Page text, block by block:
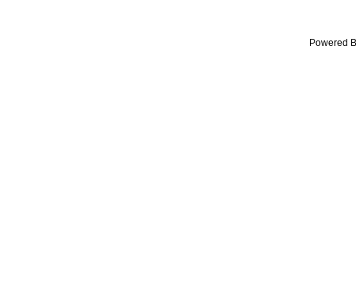
Powered